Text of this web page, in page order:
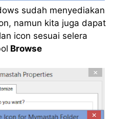
sudah menyediakan
namun kita juga dapat
icon sesuai selera
Browse